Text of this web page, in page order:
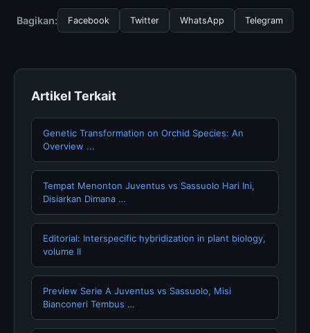
halaman resmi kami secara berkala. Kami selalu
memperbarui konten dengan informasi terkini dan
Bagikan: Facebook Twitter WhatsApp Telegram
Artikel Terkait
Genetic Transformation on Orchid Species: An
Overview ...
Tempat Menonton Juventus vs Sassuolo Hari Ini,
Disiarkan Dimana …
Editorial: Interspecific hybridization in plant biology,
volume II
Preview Serie A Juventus vs Sassuolo, Misi
Bianconeri Tembus …